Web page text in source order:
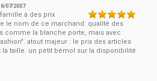
07/2007
à des prix
le nom de ce marchand. qualité des
comme la blanche porte, mais avec
atout majeur : le prix des articles
taille. un petit bémol sur la disponibilité